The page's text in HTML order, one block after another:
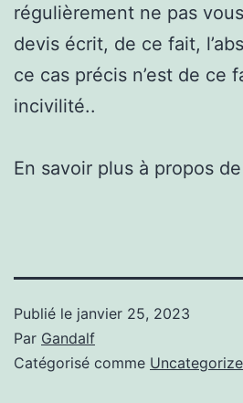
régulièrement ne pas
devis écrit, de ce fait,
ce cas précis n’est de ce
incivilité..
En savoir plus à propos de
Publié le janvier 25, 2023
Par Gandalf
Catégorisé comme